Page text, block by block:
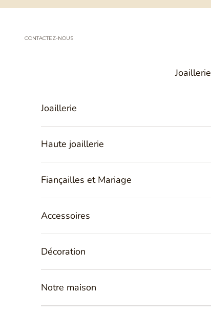
Passer au contenu
Joaillerie
CONTACTEZ-NOUS
Joaillerie
Haute joaillerie
Fiançailles et Mariage
Accessoires
Décoration
Notre maison